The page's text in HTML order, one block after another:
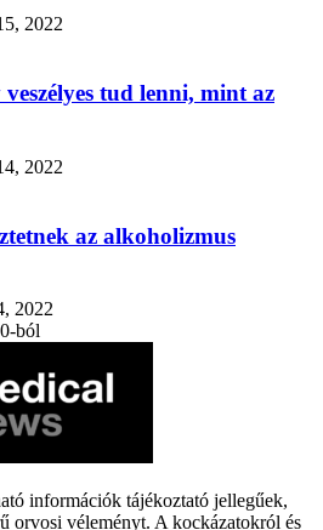
2022
tud lenni, mint az
2022
az alkoholizmus
2022
ból
információk tájékoztató jellegűek,
orvosi véleményt. A kockázatokról és